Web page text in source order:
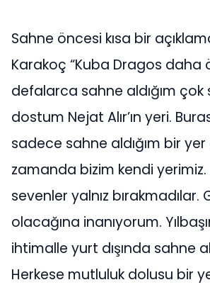
Sahne öncesi kısa bir
Karakoç “Kuba Dragos daha
defalarca sahne aldığım çok
dostum Nejat Alır’ın yeri.
sadece sahne aldığım bir yer
zamanda bizim kendi
sevenler yalnız bırakmadılar.
olacağına inanıyorum.
ihtimalle yurt dışında sahne
Herkese mutluluk dolusu bir